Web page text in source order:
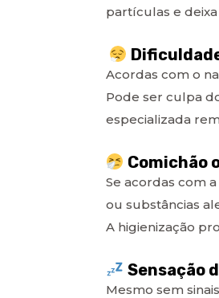
partículas e
Acordas com o
Pode ser culpa
especializada
Comichão
Se acordas com
ou substâncias
A higienização
Sensação
Mesmo sem